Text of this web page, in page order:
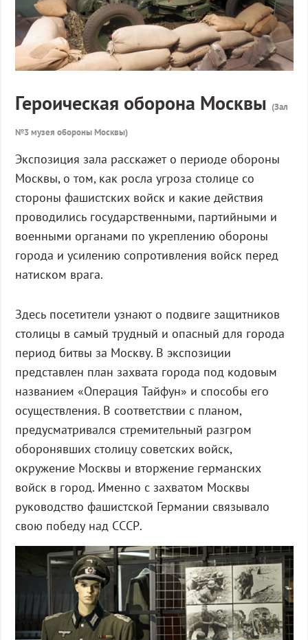
Героическая оборона Москвы (Зал
№3 музея обороны Москвы)
Экспозиция зала расскажет о периоде обороны
Москвы, о том, как росла угроза столице со
стороны фашистских войск и какие действия
проводились государственными, партийными и
военными органами по укреплению обороны
города и усилению сопротивления войск перед
натиском врага.
Здесь посетители узнают о подвиге защитников
столицы в самый трудный и опасный для города
период битвы за Москву. В экспозиции
представлен план захвата города под кодовым
названием «Операция Тайфун» и способы его
осуществления. В соответствии с планом,
предусматривался стремительный разгром
оборонявших столицу советских войск,
окружение Москвы и вторжение германских
войск в город. Именно с захватом Москвы
руководство фашистской Германии связывало
свою победу над СССР.